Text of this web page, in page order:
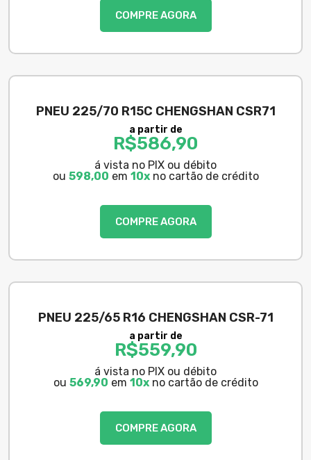
COMPRE AGORA
PNEU 225/70 R15C CHENGSHAN CSR71
a partir de
R$586,90
á vista no PIX ou débito
ou 598,00 em 10xno cartão de crédito
COMPRE AGORA
PNEU 225/65 R16 CHENGSHAN CSR-71
a partir de
R$559,90
á vista no PIX ou débito
ou 569,90 em 10xno cartão de crédito
COMPRE AGORA